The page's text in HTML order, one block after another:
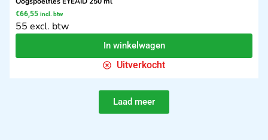
€66,55 incl. btw
55 excl. btw
In winkelwagen
Uitverkocht
Laad meer